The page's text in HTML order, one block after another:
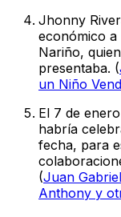
Jhonny
económico a
Nariño,
presentaba. (
un Niño
El 7 de
habría
fecha, para
(Juan
Anthony y